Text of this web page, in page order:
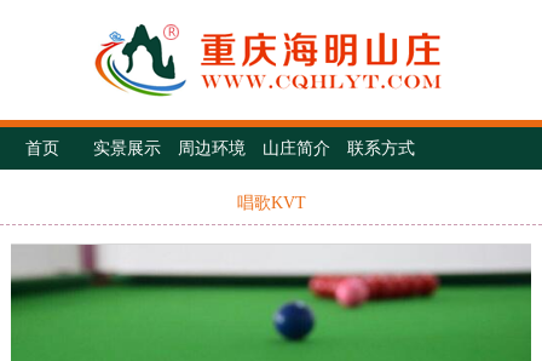
首页 实景展示 周边环境 山庄简介 联系方式
唱歌KVT